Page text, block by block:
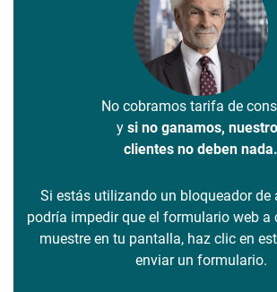
No cobramos tarifa de
y si no ganamos,
clientes no deben nada.
Si estás utilizando un bloqueador de
podría impedir que el formulario web a
muestre en tu pantalla, haz clic en
enviar un formulario.